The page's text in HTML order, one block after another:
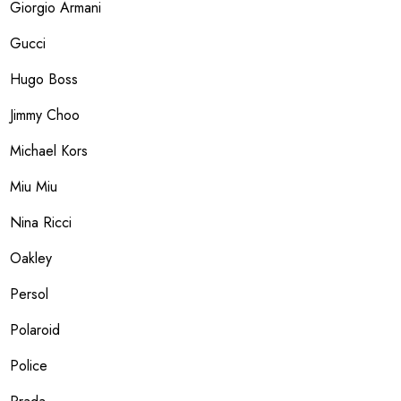
Giorgio Armani
Gucci
Hugo Boss
Jimmy Choo
Michael Kors
Miu Miu
Nina Ricci
Oakley
Persol
Polaroid
Police